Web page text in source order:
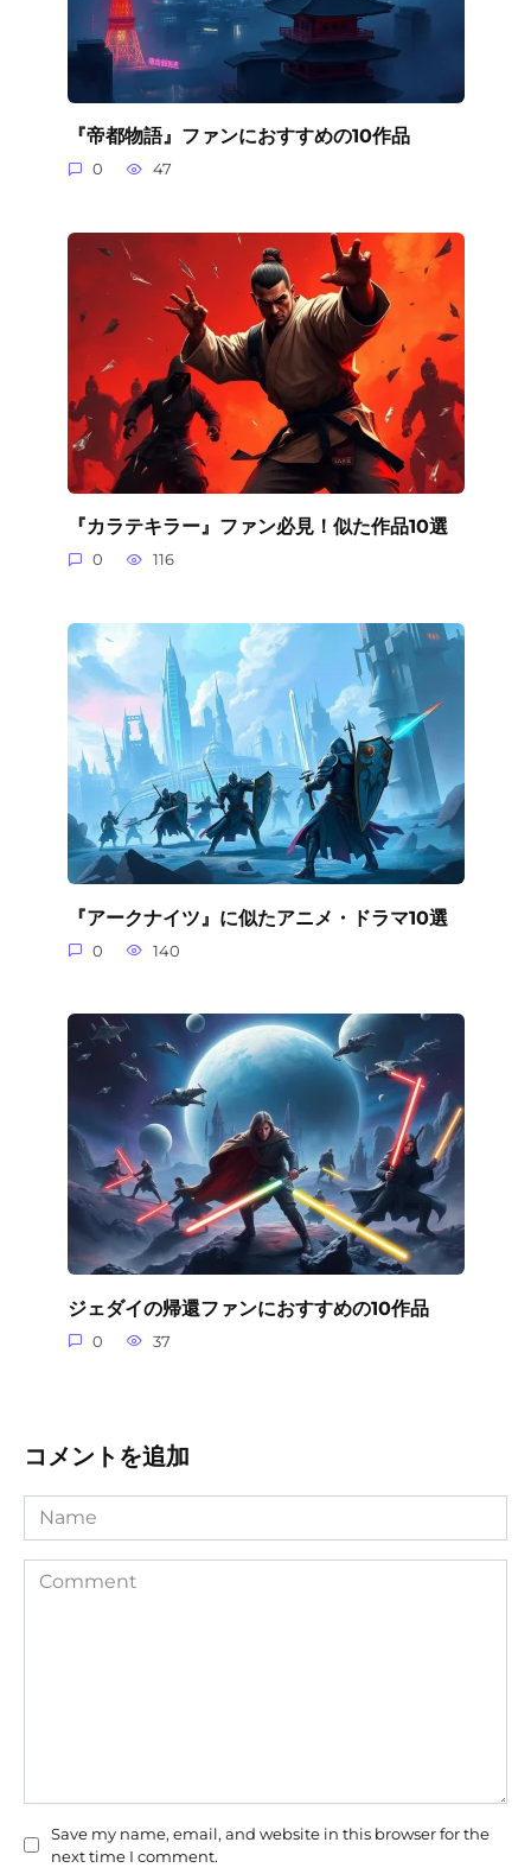
『帝都物語』ファンにおすすめの10作品
0 47
『カラテキラー』ファン必見！似た作品10選
0 116
『アークナイツ』に似たアニメ・ドラマ10選
0 140
ジェダイの帰還ファンにおすすめの10作品
0 37
コメントを追加
Name
Comment
Save my name, email, and website in this browser for the
next time I comment.